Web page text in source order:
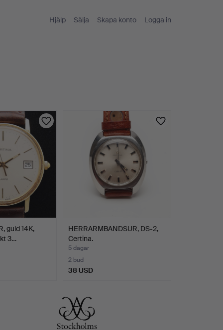
Hjälp Sälja Skapa konto Logga in
guld 14K,
3…
HERRARMBANDSUR, DS-2,
Certina.
5 dagar
2 bud
38 USD